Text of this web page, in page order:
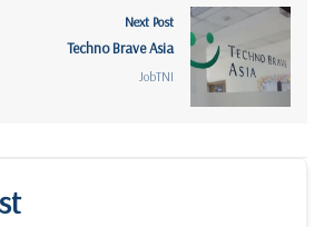
Next Post
Techno Brave Asia
JobTNI